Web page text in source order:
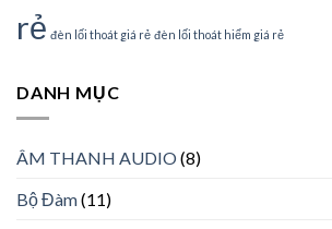
rẻ đèn lối thoát giá rẻ đèn lối thoát hiểm giá rẻ
DANH MỤC
ÂM THANH AUDIO(8)
Bộ Đàm(11)